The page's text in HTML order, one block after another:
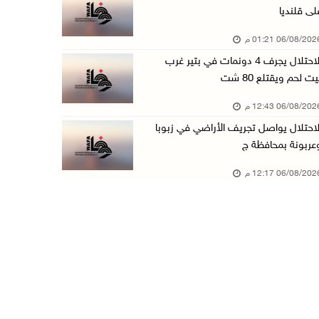
"لجنة الانتخابات" وبرنامج الأمم المتحدة الإنم ...
"التعاون الإسلامي" تدين عدوان الاحتلال على مخ ...
الحصار يعيد صناعة الفخار إلى الواجهة في غزة
الاحتلال يواصل تجريف الأراضي في زبوبا وعربونة ...
قلنديا
08/2026 01:21 م
الاحتلال يجرف 4 دونمات في بتير غرب
لحم ويقتلع 80 شت
08/2026 12:43 م
يواصل تجريف الأراضي في زبوبا
بمحافظة ج
08/2026 12:17 م